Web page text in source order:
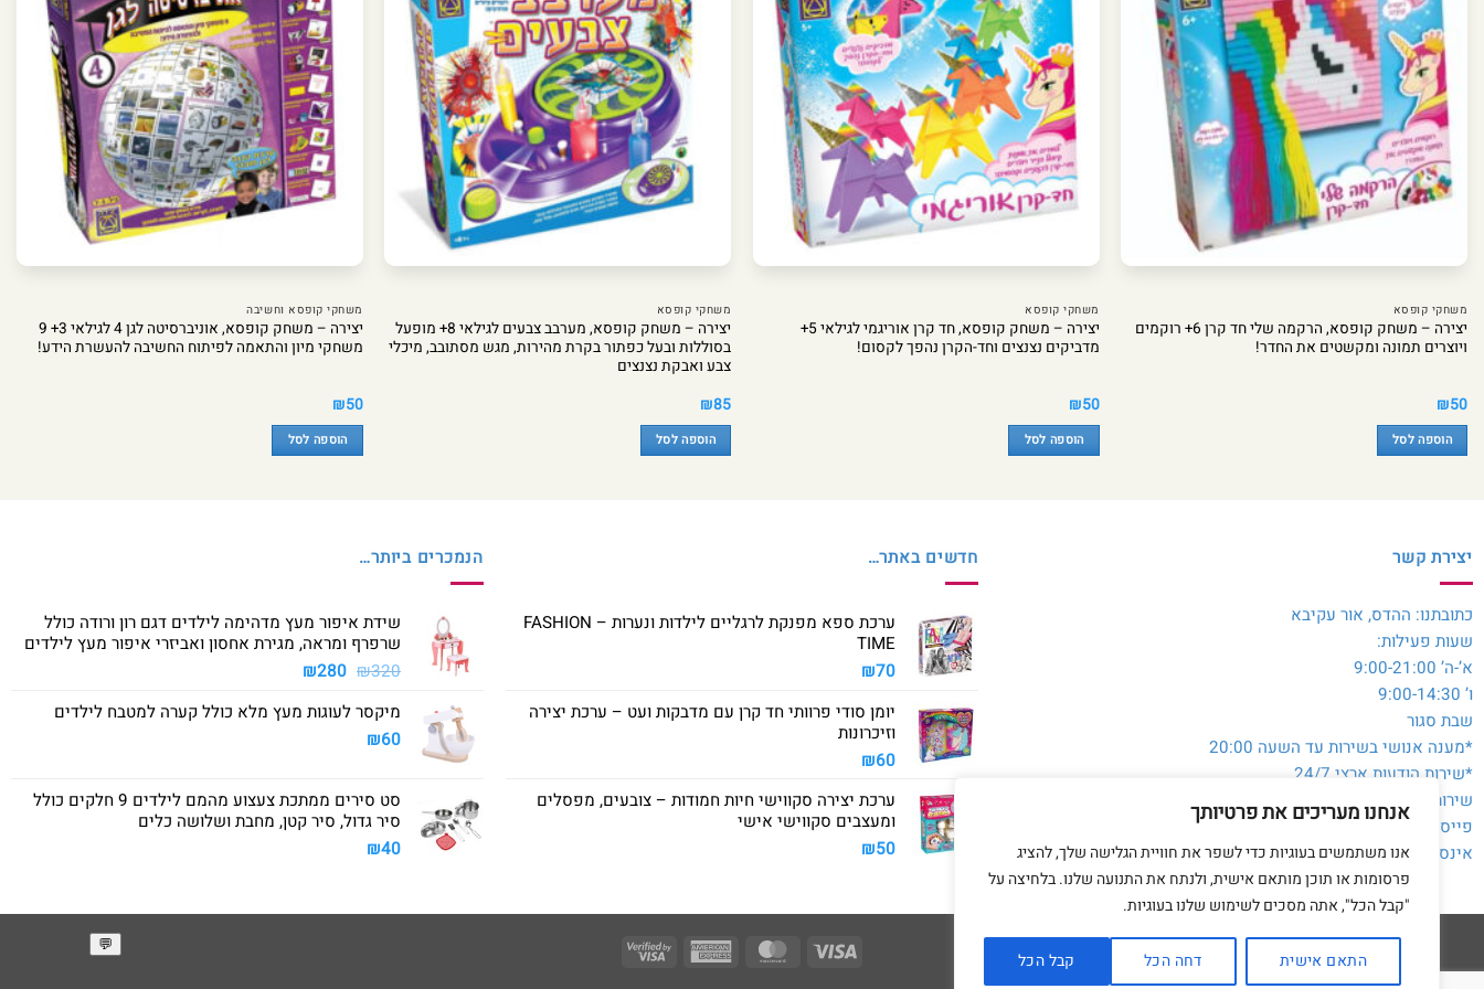
אנחנו מעריכים את פרטיותך
אנו משתמשים בעוגיות כדי לשפר את חוויית הגלישה שלך, להציג
פרסומות או תוכן מותאם אישית, ולנתח את התנועה שלנו. בלחיצה על
"קבל הכל", אתה מסכים לשימוש שלנו בעוגיות.
התאם אישית דחה הכל קבל הכל
משחקי קופסא
יצירה – משחק קופסא, הרקמה שלי חד קרן 6+ רוקמים
ויוצרים תמונה ומקשטים את החדר!
₪50
הוספה לסל
משחקי קופסא
יצירה – משחק קופסא, חד קרן אוריגמי לגילאי 5+
מדביקים נצנצים וחד-הקרן נהפך לקסום!
₪50
הוספה לסל
משחקי קופסא
יצירה – משחק קופסא, מערבב צבעים לגילאי 8+ מופעל
בסוללות ובעל כפתור בקרת מהירות, מגש מסתובב, מיכלי
צבע ואבקת נצנצים
₪85
הוספה לסל
משחקי קופסא וחשיבה
יצירה – משחק קופסא, אוניברסיטה לגן 4 לגילאי 3+ 9
משחקי מיון והתאמה לפיתוח החשיבה להעשרת הידע!
₪50
הוספה לסל
יצירת קשר
כתובתנו: ההדס, אור עקיבא
שעות פעילות:
א’-ה’ 9:00-21:00
ו’ 9:00-14:30
שבת סגור
*מענה אנושי בשירות עד השעה 20:00
*שירות הודעות ארצי 24/7
שירות לקוחות והזמנות:054-3980564
פייסבוק:@toysale.co.il
אינסטגרם:toysalecoil
חדשים באתר…
ערכת ספא מפנקת לרגליים לילדות ונערות – FASHION
TIME
₪70
יומן סודי פרוותי חד קרן עם מדבקות ועט – ערכת יצירה
וזיכרונות
₪60
ערכת יצירה סקווישי חיות חמודות – צובעים, מפסלים
ומעצבים סקווישי אישי
₪50
הנמכרים ביותר…
שידת איפור מעץ מדהימה לילדים דגם רון ורודה כולל
שרפרף ומראה, מגירת אחסון ואביזרי איפור מעץ לילדים
₪320
המחיר
היה:
₪280 המחיר
הוא:
מיקסר לעוגות מעץ מלא כולל קערה למטבח לילדים
₪60
סט סירים ממתכת צעצוע מהמם לילדים 9 חלקים כולל
סיר גדול, סיר קטן, מחבת ושלושה כלים
₪40
Visa
MasterCard
American
Visa